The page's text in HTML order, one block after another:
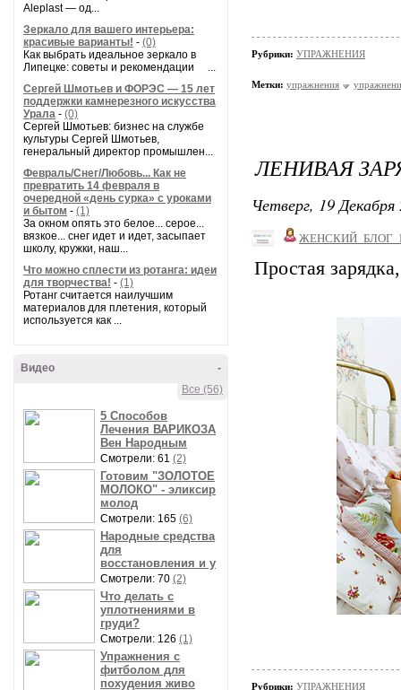
Aleplast — од...
Зеркало для вашего интерьера:
красивые варианты! - (0)
Как выбрать идеальное зеркало в
Липецке: советы и рекомендации ...
Сергей Шмотьев и ФОРЭС — 15 лет
поддержки камнерезного искусства
Урала - (0)
Сергей Шмотьев: бизнес на службе
культуры Сергей Шмотьев,
генеральный директор промышлен...
Февраль/Снег/Любовь... Как не
превратить 14 февраля в
очередной «день сурка» с уроками
и бытом - (1)
За окном опять это белое... серое...
вязкое... снег идет и идет, засыпает
школу, кружки, наш...
Что можно сплести из ротанга: идеи
для творчества! - (1)
Ротанг считается наилучшим
материалов для плетения, который
используется как ...
-
Видео
Все (56)
5 Способов
Лечения ВАРИКОЗА
Вен Народным
Смотрели: 61 (2)
Готовим "ЗОЛОТОЕ
МОЛОКО" - эликсир
молод
Смотрели: 165 (6)
Народные средства
для
восстановления и у
Смотрели: 70 (2)
Что делать с
уплотнениями в
груди?
Смотрели: 126 (1)
Упражнения с
фитболом для
похудения живо
Рубрики: УПРАЖНЕНИЯ
Метки: упражнения
ЛЕНИВАЯ
Четверг, 19
Простая
Рубрики: УПРАЖНЕНИЯ